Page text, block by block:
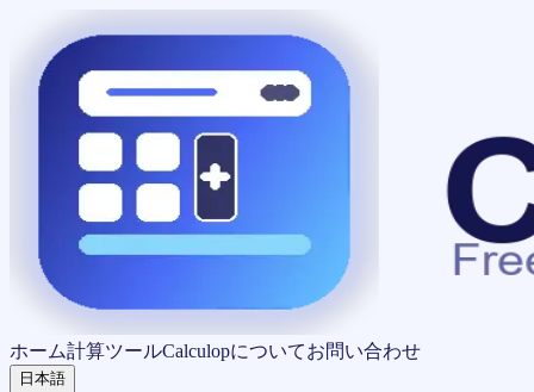
ホーム計算ツールCalculopについてお問い合わせ
日本語